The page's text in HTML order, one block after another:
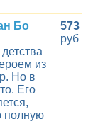
Бо
из
Но в
Его
полную
573
руб